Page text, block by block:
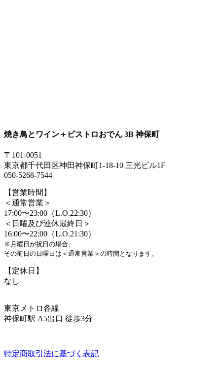
焼き鳥とワイン＋ビストロおでん 3B 神保町
〒101-0051
東京都千代田区神田神保町1-18-10 三光ビル1F
050-5268-7544
【営業時間】
＜通常営業＞
17:00〜23:00（L.O.22:30）
＜日曜及び連休最終日＞
16:00〜22:00（L.O.21:30）
※月曜日が祝日の場合、
その前日の日曜日は＜通常営業＞の時間となります。
【定休日】
なし
東京メトロ各線
神保町駅 A5出口 徒歩3分
特定商取引法に基づく表記